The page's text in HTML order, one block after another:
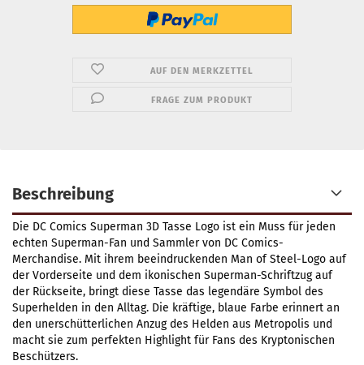
AUF DEN MERKZETTEL
FRAGE ZUM PRODUKT
Beschreibung
Die DC Comics Superman 3D Tasse Logo ist ein Muss für jeden
echten Superman-Fan und Sammler von DC Comics-
Merchandise. Mit ihrem beeindruckenden Man of Steel-Logo auf
der Vorderseite und dem ikonischen Superman-Schriftzug auf
der Rückseite, bringt diese Tasse das legendäre Symbol des
Superhelden in den Alltag. Die kräftige, blaue Farbe erinnert an
den unerschütterlichen Anzug des Helden aus Metropolis und
macht sie zum perfekten Highlight für Fans des Kryptonischen
Beschützers.